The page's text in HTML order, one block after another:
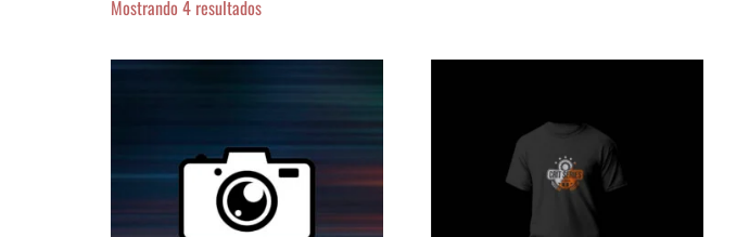
Mostrando 4 resultados